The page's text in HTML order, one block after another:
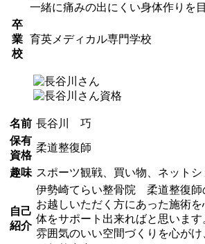
一緒に痛みの出にくい身体作りを
卒
業
校
育英メディカル専門学校
名前 長谷川 巧
保有
資格
柔道整復師
趣味 スポーツ観戦、買い物、ネット
自己
紹介
伊勢崎てらい整骨院 柔道整復師
お越しいただく方にあった施術
体をサポート出来ればと思います
雰囲気のいい空間づくりを心が